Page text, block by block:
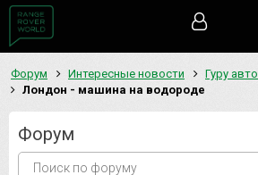
Форум Интересные новости
Гуру авто
Лондон - машина на водороде
Форум